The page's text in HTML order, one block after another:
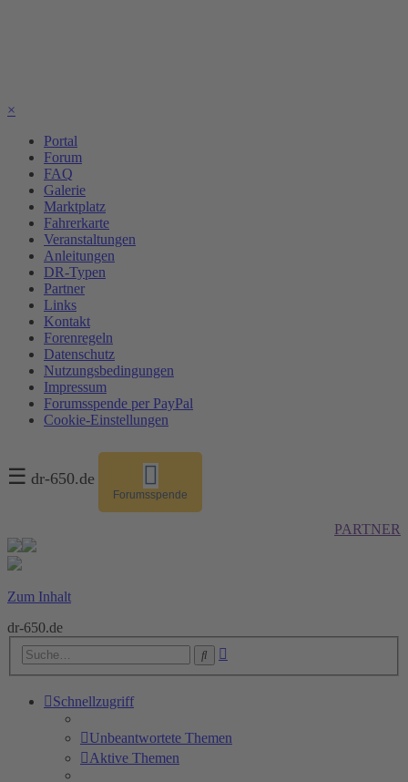
×
Portal
Forum
FAQ
Galerie
Marktplatz
Fahrerkarte
Veranstaltungen
Anleitungen
DR-Typen
Partner
Links
Kontakt
Forenregeln
Datenschutz
Nutzungsbedingungen
Impressum
Forumsspende per PayPal
Cookie-Einstellungen
☰ dr-650.de
Forumsspende
PARTNER
Zum Inhalt
dr-650.de
Suche
Schnellzugriff
Unbeantwortete Themen
Aktive Themen